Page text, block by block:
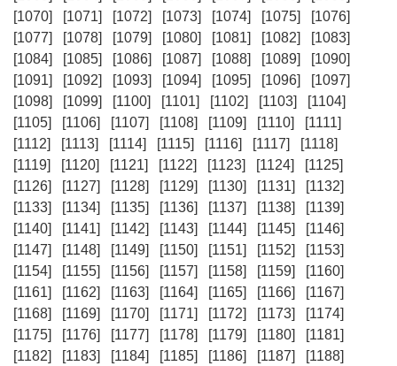
[1070]
[1071] [1072] [1073] [1074] [1075]
[1076]
[1077]
[1078] [1079] [1080] [1081] [1082]
[1083]
[1084]
[1085] [1086] [1087] [1088] [1089]
[1090]
[1091]
[1092] [1093] [1094] [1095] [1096]
[1097]
[1098]
[1099] [1100] [1101] [1102] [1103]
[1104]
[1105]
[1106] [1107] [1108] [1109] [1110]
[1111]
[1112]
[1113] [1114] [1115] [1116] [1117]
[1118]
[1119]
[1120] [1121] [1122] [1123] [1124]
[1125]
[1126]
[1127] [1128] [1129] [1130] [1131]
[1132]
[1133]
[1134] [1135] [1136] [1137] [1138]
[1139]
[1140]
[1141] [1142] [1143] [1144] [1145]
[1146]
[1147]
[1148] [1149] [1150] [1151] [1152]
[1153]
[1154]
[1155] [1156] [1157] [1158] [1159]
[1160]
[1161]
[1162] [1163] [1164] [1165] [1166]
[1167]
[1168]
[1169] [1170] [1171] [1172] [1173]
[1174]
[1175]
[1176] [1177] [1178] [1179] [1180]
[1181]
[1182]
[1183] [1184] [1185] [1186] [1187]
[1188]